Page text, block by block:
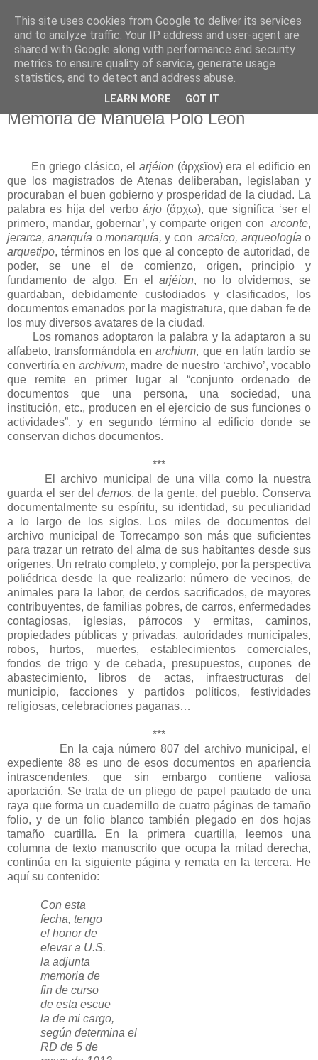
El pisapapeles de Karlsbad
Páginas de un escritor rural
sábado, 1 de febrero de 2020
Memoria de Manuela Polo León
En griego clásico, el arjéion (ἀρχεῖον) era el edificio en
que los magistrados de Atenas deliberaban, legislaban y
procuraban el buen gobierno y prosperidad de la ciudad. La
palabra es hija del verbo árjo (ἄρχω), que significa ‘ser el
primero, mandar, gobernar’, y comparte origen con arconte,
jerarca, anarquía omonarquía,y con arcaico, arqueologíao
arquetipo, términos en los que al concepto de autoridad, de
poder, se une el de comienzo, origen, principio y
fundamento de algo. En elarjéion, no lo olvidemos, se
guardaban, debidamente custodiados y clasificados, los
documentos emanados por la magistratura, que daban fe de
los muy diversos avatares de la ciudad.
Los romanos adoptaron la palabra y la adaptaron a su
alfabeto, transformándola enarchium, que en latín tardío se
convertiría en archivum, madre de nuestro ‘archivo’, vocablo
que remite en primer lugar al “conjunto ordenado de
documentos que una persona, una sociedad, una
institución, etc., producen en el ejercicio de sus funciones o
actividades”, y en segundo término al edificio donde se
conservan dichos documentos.
***
El archivo municipal de una villa como la nuestra
guarda el ser del demos, de la gente, del pueblo. Conserva
documentalmente su espíritu, su identidad, su peculiaridad
a lo largo de los siglos. Los miles de documentos del
archivo municipal de Torrecampo son más que suficientes
para trazar un retrato del alma de sus habitantes desde sus
orígenes. Un retrato completo, y complejo, por la perspectiva
poliédrica desde la que realizarlo: número de vecinos, de
animales para la labor, de cerdos sacrificados, de mayores
contribuyentes, de familias pobres, de carros, enfermedades
contagiosas, iglesias, párrocos y ermitas, caminos,
propiedades públicas y privadas, autoridades municipales,
robos, hurtos, muertes, establecimientos comerciales,
fondos de trigo y de cebada, presupuestos, cupones de
abastecimiento, libros de actas, infraestructuras del
municipio, facciones y partidos políticos, festividades
religiosas, celebraciones paganas…
***
En la caja número 807 del archivo municipal, el
expediente 88 es uno de esos documentos en apariencia
intrascendentes, que sin embargo contiene valiosa
aportación. Se trata de un pliego de papel pautado de una
raya que forma un cuadernillo de cuatro páginas de tamaño
folio, y de un folio blanco también plegado en dos hojas
tamaño cuartilla. En la primera cuartilla, leemos una
columna de texto manuscrito que ocupa la mitad derecha,
continúa en la siguiente página y remata en la tercera. He
aquí su contenido:
Con esta
fecha, tengo
el honor de
elevar a U.S.
la adjunta
memoria de
fin de curso
de esta escue
la de mi cargo,
según determina el
RD de 5 de
This site uses cookies from Google to deliver its services
and to analyze traffic. Your IP address and user-agent are
shared with Google along with performance and security
metrics to ensure quality of service, generate usage
statistics, and to detect and address abuse.
LEARN MORE GOT IT